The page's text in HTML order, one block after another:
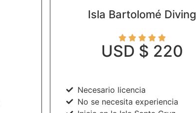
Isla Bartolomé Diving
    
USD $ 220
Necesario licencia
No se necesita experiencia